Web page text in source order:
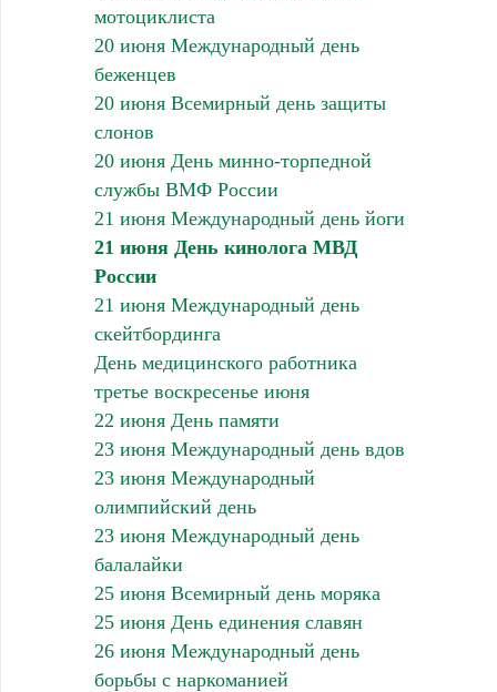
мотоциклиста
20 июня Международный день
беженцев
20 июня Всемирный день защиты
слонов
20 июня День минно-торпедной
службы ВМФ России
21 июня Международный день йоги
21 июня День кинолога МВД
России
21 июня Международный день
скейтбординга
День медицинского работника
третье воскресенье июня
22 июня День памяти
23 июня Международный день вдов
23 июня Международный
олимпийский день
23 июня Международный день
балалайки
25 июня Всемирный день моряка
25 июня День единения славян
26 июня Международный день
борьбы с наркоманией